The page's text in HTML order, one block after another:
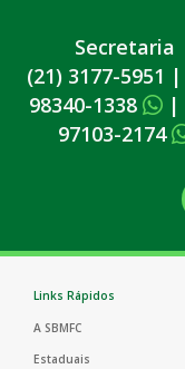
Secretaria
(21) 3177-5951 |
98340-1338
|
97103-2174
Links Rápidos
A SBMFC
Estaduais